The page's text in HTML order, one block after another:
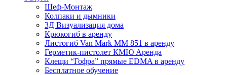
Шеф-Монтаж
Колпаки и дымники
3Д Визуализация дома
Крюкогиб в аренду
Листогиб Van Mark MM 851 в аренду
Герметик-пистолет КМЮ Аренда
Клещи “Гофра” прямые EDMA в аренду
Бесплатное обучение